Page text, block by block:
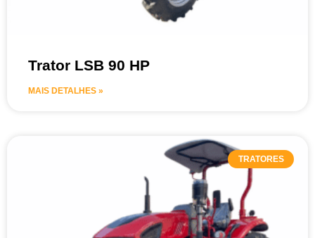
Trator LSB 90 HP
MAIS DETALHES »
TRATORES